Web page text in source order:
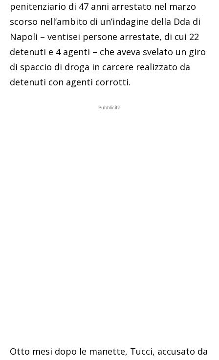
penitenziario di 47 anni arrestato nel marzo
scorso nell’ambito di un’indagine della Dda di
Napoli – ventisei persone arrestate, di cui 22
detenuti e 4 agenti – che aveva svelato un giro
di spaccio di droga in carcere realizzato da
detenuti con agenti corrotti.
Pubblicità
Otto mesi dopo le manette, Tucci, accusato da